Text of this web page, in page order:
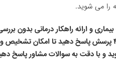
را می شوید.
و ارائه راهکار درمانی بدون
باید حداقل به ۴۰ پرسش پاسخ دهید تا امکان
و با دقت به سوالات مشاور پاسخ